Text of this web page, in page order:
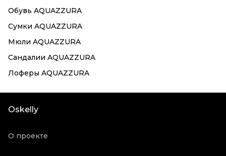
Обувь AQUAZZURA
Сумки AQUAZZURA
Мюли AQUAZZURA
Сандалии AQUAZZURA
Лоферы AQUAZZURA
Oskelly
О проекте